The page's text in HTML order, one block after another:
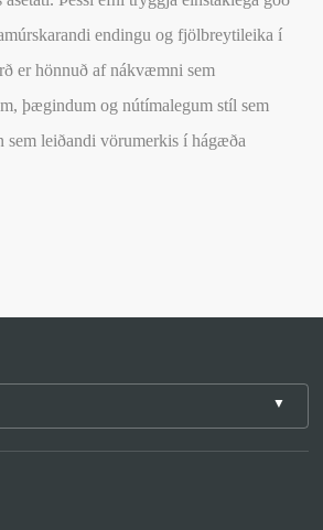
endingu og fjölbreytileika í
er hönnuð af nákvæmni sem
þægindum og nútímalegum stíl sem
sem leiðandi vörumerkis í hágæða